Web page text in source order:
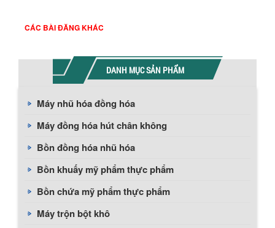
CÁC BÀI ĐĂNG KHÁC
DANH MỤC SẢN PHẨM
Máy nhũ hóa đồng hóa
Máy đồng hóa hút chân không
Bồn đồng hóa nhũ hóa
Bồn khuấy mỹ phẩm thực phẩm
Bồn chứa mỹ phẩm thực phẩm
Máy trộn bột khô